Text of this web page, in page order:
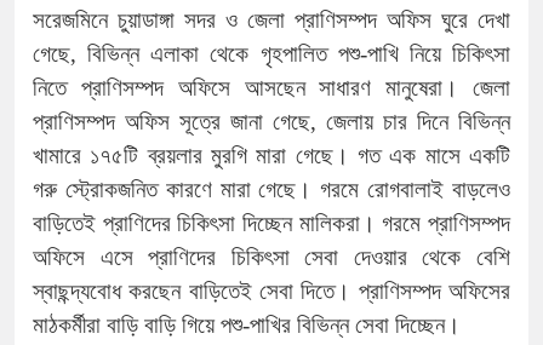
সরেজমিনে চুয়াডাঙ্গা সদর ও জেলা প্রাণিসম্পদ অফিস ঘুরে দেখা
গেছে, বিভিন্ন এলাকা থেকে গৃহপালিত পশু-পাখি নিয়ে চিকিৎসা
নিতে প্রাণিসম্পদ অফিসে আসছেন সাধারণ মানুষেরা। জেলা
প্রাণিসম্পদ অফিস সূত্রে জানা গেছে, জেলায় চার দিনে বিভিন্ন
খামারে ১৭৫টি ব্রয়লার মুরগি মারা গেছে। গত এক মাসে একটি
গরু স্ট্রোকজনিত কারণে মারা গেছে। গরমে রোগবালাই বাড়লেও
বাড়িতেই প্রাণিদের চিকিৎসা দিচ্ছেন মালিকরা। গরমে প্রাণিসম্পদ
অফিসে এসে প্রাণিদের চিকিৎসা সেবা দেওয়ার থেকে বেশি
স্বাছন্দ্যবোধ করছেন বাড়িতেই সেবা দিতে। প্রাণিসম্পদ অফিসের
মাঠকর্মীরা বাড়ি বাড়ি গিয়ে পশু-পাখির বিভিন্ন সেবা দিচ্ছেন।